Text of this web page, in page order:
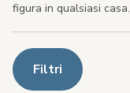
figura in qualsiasi casa.
Filtri